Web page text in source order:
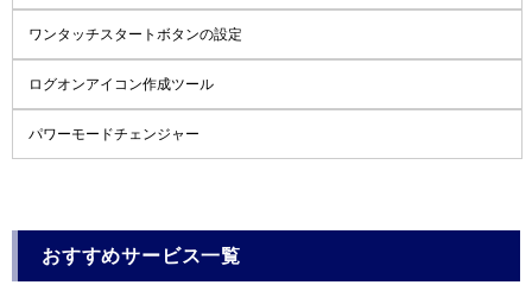
ワンタッチスタートボタンの設定
ログオンアイコン作成ツール
パワーモードチェンジャー
おすすめサービス一覧